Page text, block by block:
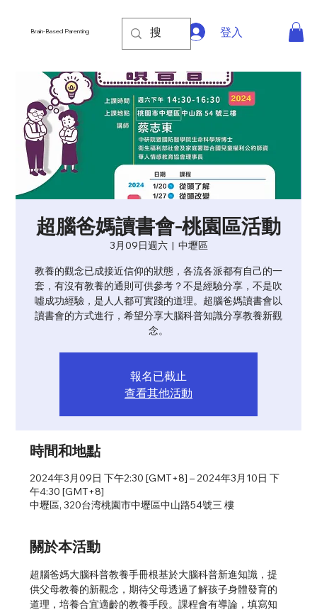
Brain-Based Parenting 登入
超腦爸媽讀書會-桃園區活動
3月09日週六
  |
中壢區
教養的觀念已成接近信仰的狀態，各流各派都有自己的一
套，有沒有教養的通則可供參考？不是經驗分享，不是吹
噓成功經驗，是人人都可實踐的道理。超腦爸媽讀書會以
讀書會的方式進行，希望分享大腦科普知識分享教養新觀
念。
報名已截止
查看其他活動
時間和地點
2024年3月09日 下午2:30 [GMT+8] – 2024年3月10日 下
午4:30 [GMT+8]
中壢區, 320台湾桃園市中壢區中山路54號三 樓
關於本活動
超腦爸媽大腦科普教養手冊根基於大腦科普新進知識，提
供父母教養的新觀念，期待父母透過了解孩子身體發育的
道理，培養合宜適齡的教養手段。課程會有導論，填寫知